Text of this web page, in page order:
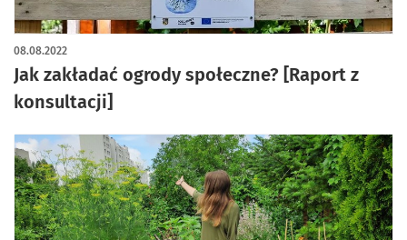
Jak zakładać ogrody społeczne? [Raport z
konsultacji]
08.08.2022